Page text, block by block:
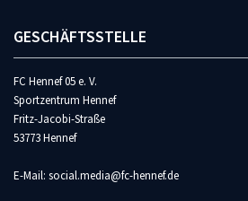
GESCHÄFTSSTELLE
FC Hennef 05 e. V.
Sportzentrum Hennef
Fritz-Jacobi-Straße
53773 Hennef
E-Mail: social.media@fc-hennef.de